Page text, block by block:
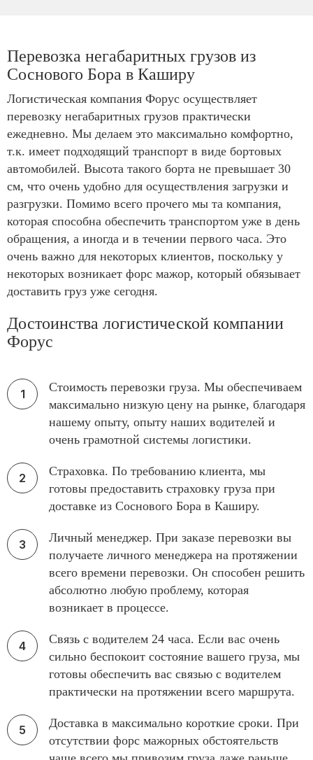
Перевозка негабаритных грузов из
Соснового Бора в Каширу
Логистическая компания Форус осуществляет
перевозку негабаритных грузов практически
ежедневно. Мы делаем это максимально комфортно,
т.к. имеет подходящий транспорт в виде бортовых
автомобилей. Высота такого борта не превышает 30
см, что очень удобно для осуществления загрузки и
разгрузки. Помимо всего прочего мы та компания,
которая способна обеспечить транспортом уже в день
обращения, а иногда и в течении первого часа. Это
очень важно для некоторых клиентов, поскольку у
некоторых возникает форс мажор, который обязывает
доставить груз уже сегодня.
Достоинства логистической компании
Форус
Стоимость перевозки груза. Мы обеспечиваем
максимально низкую цену на рынке, благодаря
нашему опыту, опыту наших водителей и
очень грамотной системы логистики.
Страховка. По требованию клиента, мы
готовы предоставить страховку груза при
доставке из Соснового Бора в Каширу.
Личный менеджер. При заказе перевозки вы
получаете личного менеджера на протяжении
всего времени перевозки. Он способен решить
абсолютно любую проблему, которая
возникает в процессе.
Связь с водителем 24 часа. Если вас очень
сильно беспокоит состояние вашего груза, мы
готовы обеспечить вас связью с водителем
практически на протяжении всего маршрута.
Доставка в максимально короткие сроки. При
отсутствии форс мажорных обстоятельств